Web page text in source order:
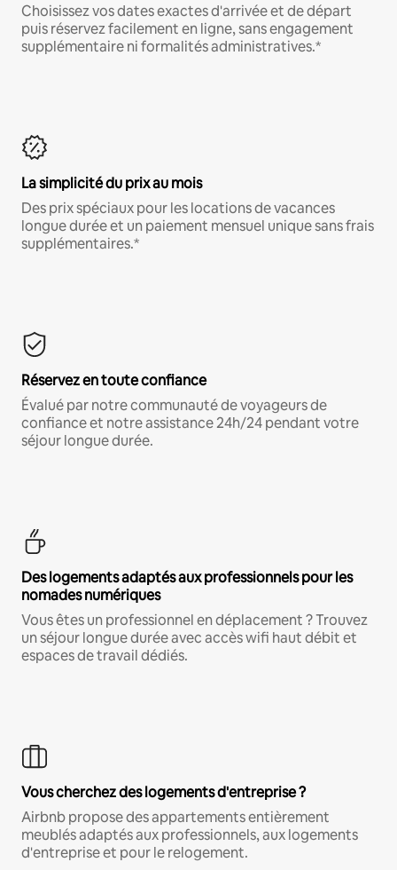
Choisissez vos dates exactes d'arrivée et de départ
puis réservez facilement en ligne, sans engagement
supplémentaire ni formalités administratives.*
La simplicité du prix au mois
Des prix spéciaux pour les locations de vacances
longue durée et un paiement mensuel unique sans frais
supplémentaires.*
Réservez en toute confiance
Évalué par notre communauté de voyageurs de
confiance et notre assistance 24h/24 pendant votre
séjour longue durée.
Des logements adaptés aux professionnels pour les
nomades numériques
Vous êtes un professionnel en déplacement ? Trouvez
un séjour longue durée avec accès wifi haut débit et
espaces de travail dédiés.
Vous cherchez des logements d'entreprise ?
Airbnb propose des appartements entièrement
meublés adaptés aux professionnels, aux logements
d'entreprise et pour le relogement.